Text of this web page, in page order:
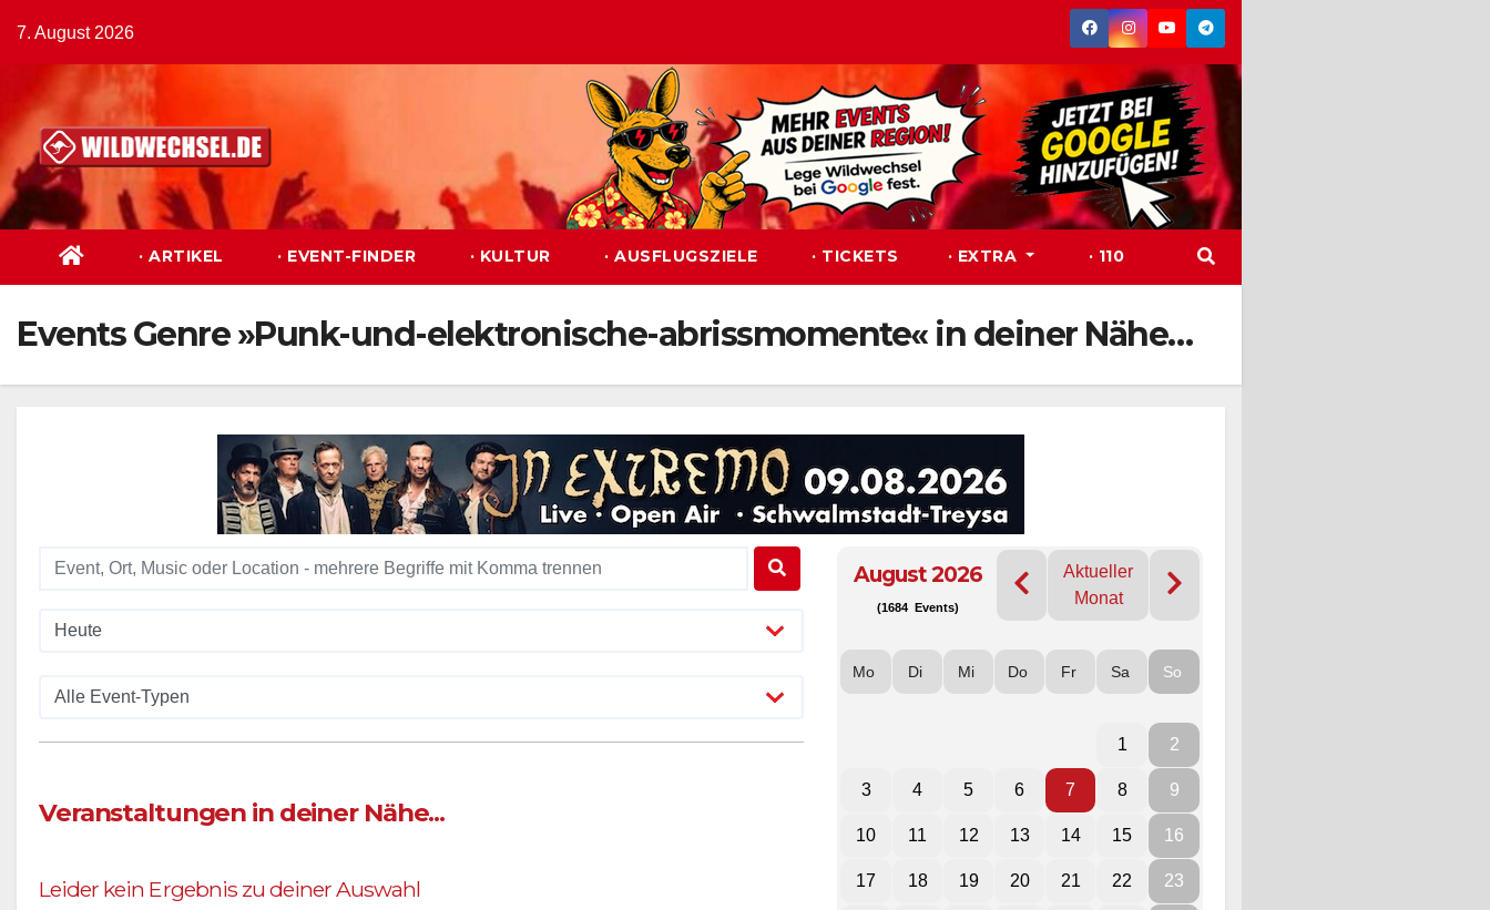
Inhalt
springen
7. August 2026
· ARTIKEL · EVENT-FINDER · KULTUR · AUSFLUGSZIELE · TICKETS · EXTRA · 110
Events Genre »Punk-und-elektronische-abrissmomente« in deiner Nähe…
Veranstaltungen in deiner Nähe...
Leider kein Ergebnis zu deiner Auswahl
August 2026
(1684 Events)
Aktueller
Monat
Mo Di Mi Do Fr Sa So
1 2
3 4 5 6 7 8 9
10 11 12 13 14 15 16
17 18 19 20 21 22 23